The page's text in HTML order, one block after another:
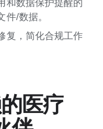
和数据保护提醒的
/数据。
复，简化合规工作
医疗